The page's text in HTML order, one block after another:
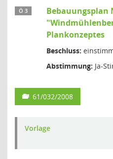
Ö 3
Bebauungsplan
Plankonzeptes
Beschluss:
Abstimmung: Ja-
61/032/2008
Vorlage